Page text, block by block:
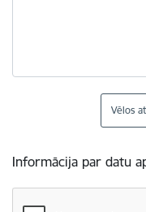
Vēlos
Informācija par datu